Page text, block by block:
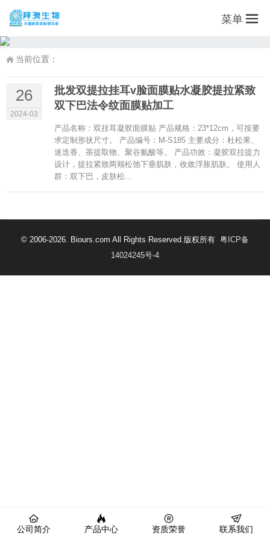
菜单
当前位置：
26
2024-03
批发双提拉挂耳v脸面膜贴水凝胶提拉紧致
双下巴法令纹面膜贴加工
产品名称：双挂耳凝胶面膜贴 产品规格：23*12cm，可按要
求定制形状尺寸。 产品编号：M-S185 主要成分：杜松果、
迷迭香、茶提取物、聚谷氨酸等。 产品功效：凝胶双拉提力
设计，提拉紧致两颊松弛下垂肌肤，收敛浮胀肌肤。 使用人
群：双下巴，皮肤松...
© 2006-2026. Biours.com All Rights Reserved.版权所有 粤ICP备
14024245号-4
公司简介 产品中心 资质荣誉 联系我们